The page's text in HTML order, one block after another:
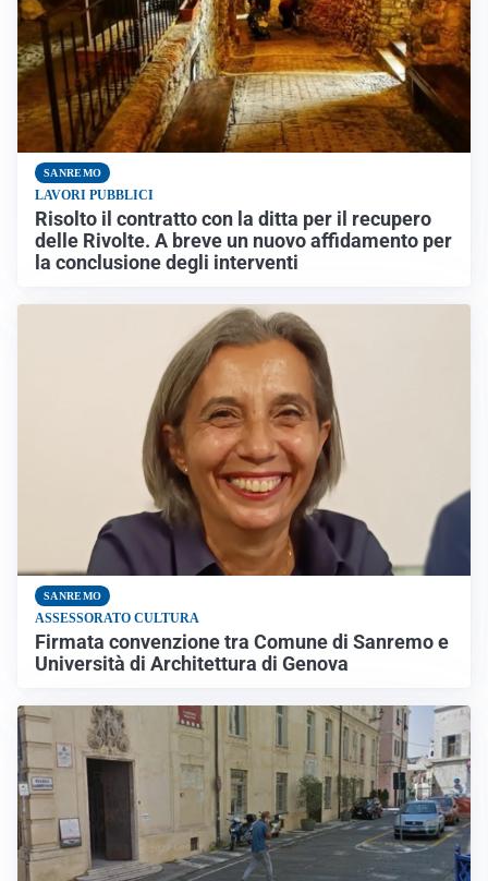
SANREMO
LAVORI PUBBLICI
Risolto il contratto con la ditta per il recupero
delle Rivolte. A breve un nuovo affidamento per
la conclusione degli interventi
SANREMO
ASSESSORATO CULTURA
Firmata convenzione tra Comune di Sanremo e
Università di Architettura di Genova